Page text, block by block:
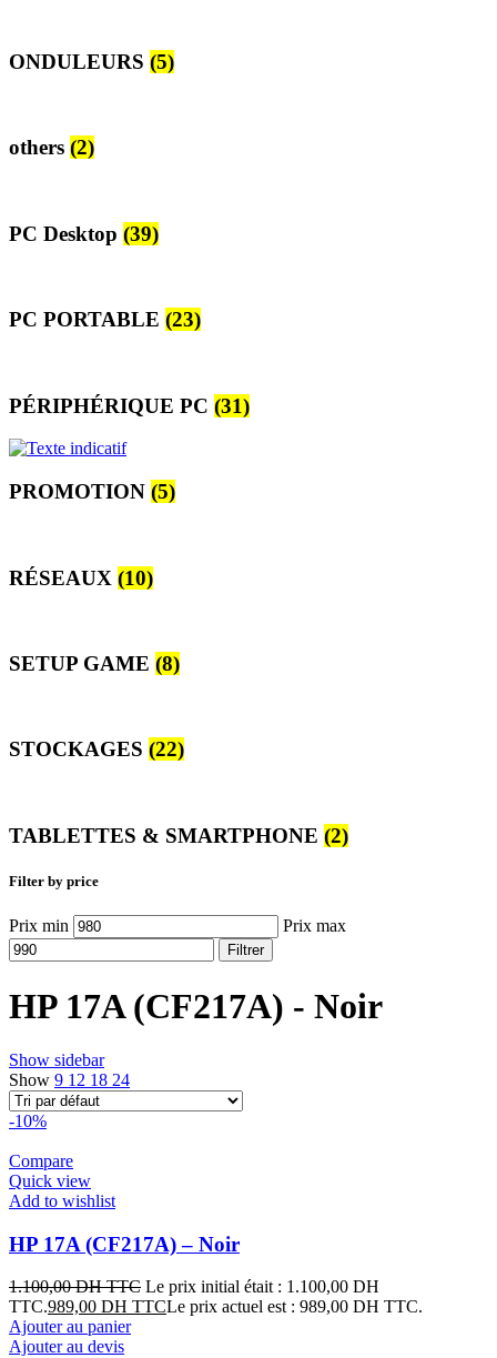
ONDULEURS (5)
others (2)
PC Desktop (39)
PC PORTABLE (23)
PÉRIPHÉRIQUE PC (31)
PROMOTION (5)
RÉSEAUX (10)
SETUP GAME (8)
STOCKAGES (22)
TABLETTES & SMARTPHONE (2)
Filter by price
Prix min Prix max
Filtrer
HP 17A (CF217A) - Noir
Show sidebar
Show 9 12 18 24
-10%
Compare
Quick view
Add to wishlist
HP 17A (CF217A) – Noir
1.100,00DH TTC Le prix initial était : 1.100,00 DH
TTC.989,00 DH TTCLe prix actuel est : 989,00 DH TTC.
Ajouter au panier
Ajouter au devis